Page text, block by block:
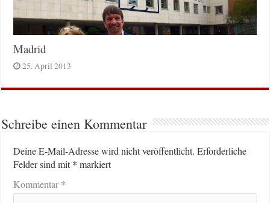
Madrid
25. April 2013
Schreibe einen Kommentar
Deine E-Mail-Adresse wird nicht veröffentlicht. Erforderliche
Felder sind mit* markiert
Kommentar*